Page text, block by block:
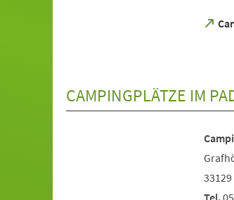
CAMPINGPLÄTZE IM
Tel.